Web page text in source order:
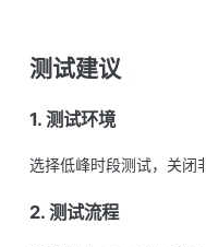
测试建议
1. 测试环境
选择低峰时段测试，关闭
2. 测试流程